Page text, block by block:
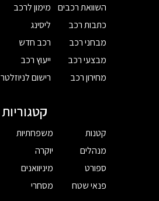
השוואת רכבים
כתבות רכב
מבחני רכב
מבצעי רכב
מחירון רכב
מימון לרכב
ליסינג
רכב חדש
ייעוץ רכב
רישום לניוזלטר
קטגוריות
קטנות
מנהלים
ספורט
פנאי שטח
משפחתיות
יוקרה
מיניוואנים
מסחרי